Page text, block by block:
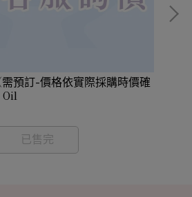
預訂-價格依實際採購時價確
Oil
已售完